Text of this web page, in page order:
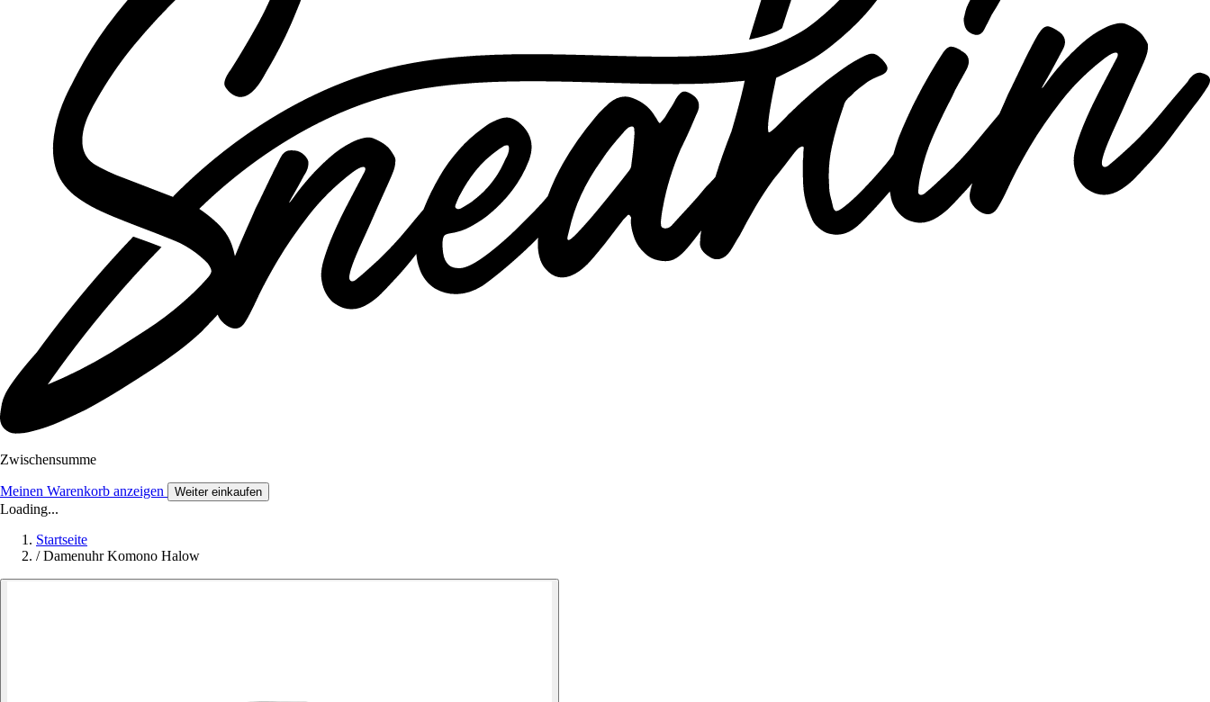
Zwischensumme
Meinen Warenkorb anzeigen Weiter einkaufen
Loading...
Startseite
/ Damenuhr Komono Halow